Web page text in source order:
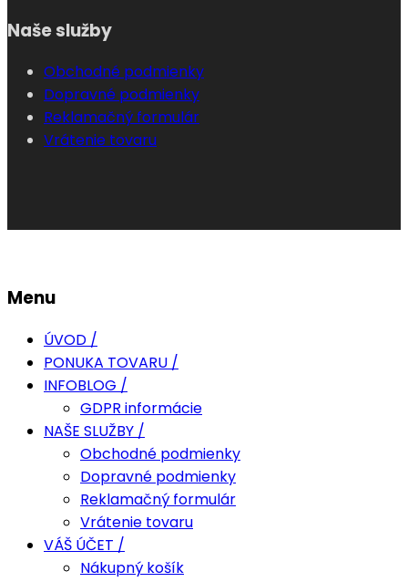
Naše služby
Obchodné podmienky
Dopravné podmienky
Reklamačný formulár
Vrátenie tovaru
Menu
ÚVOD /
PONUKA TOVARU /
INFOBLOG /
GDPR informácie
NAŠE SLUŽBY /
Obchodné podmienky
Dopravné podmienky
Reklamačný formulár
Vrátenie tovaru
VÁŠ ÚČET /
Nákupný košík